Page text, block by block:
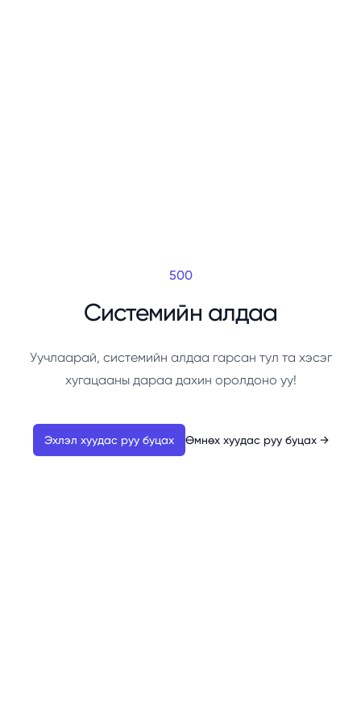
500
Системийн алдаа
Уучлаарай, системийн алдаа гарсан тул та хэсэг
хугацааны дараа дахин оролдоно уу!
Эхлэл хуудас руу буцах Өмнөх хуудас руу буцах →